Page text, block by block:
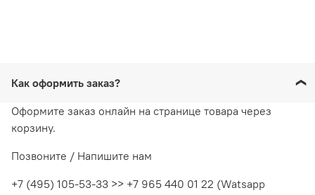
Как оформить заказ?
Оформите заказ онлайн на странице товара через
корзину.
Позвоните / Напишите нам
+7 (495) 105-53-33 >> +7 965 440 01 22 (Watsapp